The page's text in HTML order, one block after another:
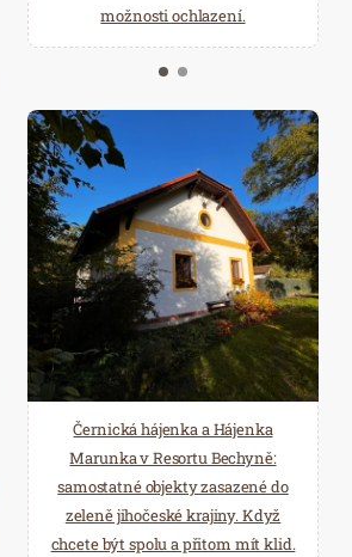
štafety, kdy se nám se Zulem
všem nástrahám hromadného startu
výkon. Stříbrná příčka je ovšem i
štafetový partner Jiří Mencák,
medaile ze spřežení se 4 psy:
bolel, a to jak na trati, tak i v
přípravách. Tyto závody nám
a obrovský potenciál. Předvedli
výkony a kolikrát dokázali
daných disciplín. V
je náš cíl jasný. Proměňovat takovéto
v medailové pozice.“
Fitmin týmu
s jedním psem: Marie Ševelová a
možnosti ochlazení.
Mariánských Lázní.
Černická hájenka a Hájenka
Marunka v Resortu Bechyně:
samostatné objekty zasazené do
zeleně jihočeské krajiny. Když
chcete být spolu a přitom mít klid.